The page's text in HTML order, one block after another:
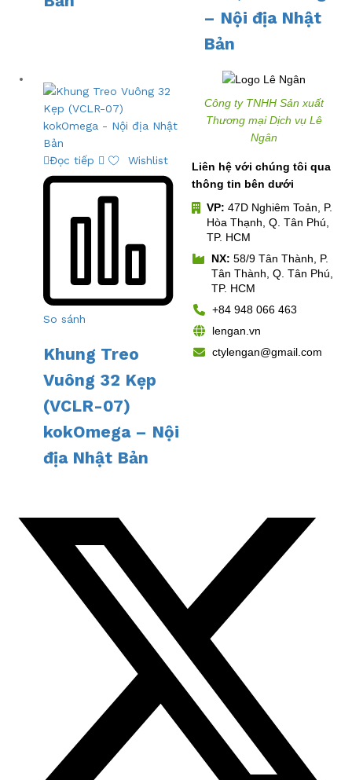
– Nội địa Nhật
Bản
Đọc tiếp Wishlist
So sánh
Khung Treo
Vuông 32 Kẹp
(VCLR-07)
kokOmega – Nội
địa Nhật Bản
Công ty TNHH Sản xuất
Thương mại Dịch vụ Lê
Ngân
Liên hệ với chúng tôi qua
thông tin bên dưới
VP: 47D Nghiêm Toản, P.
Hòa Thạnh, Q. Tân Phú,
TP. HCM
NX: 58/9 Tân Thành, P.
Tân Thành, Q. Tân Phú,
TP. HCM
+84 948 066 463
lengan.vn
ctylengan@gmail.com